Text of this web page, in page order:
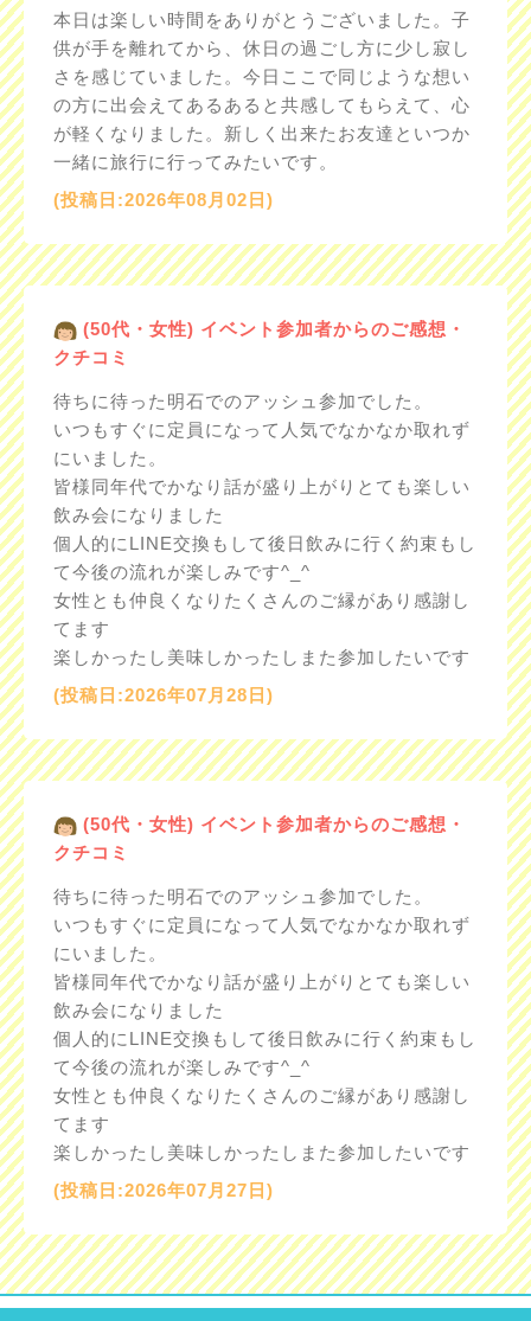
本日は楽しい時間をありがとうございました。子
供が手を離れてから、休日の過ごし方に少し寂し
さを感じていました。今日ここで同じような想い
の方に出会えてあるあると共感してもらえて、心
が軽くなりました。新しく出来たお友達といつか
一緒に旅行に行ってみたいです。
(投稿日:2026年08月02日)
(50代・女性) イベント参加者からのご感想・
クチコミ
待ちに待った明石でのアッシュ参加でした。
いつもすぐに定員になって人気でなかなか取れず
にいました。
皆様同年代でかなり話が盛り上がりとても楽しい
飲み会になりました
個人的にLINE交換もして後日飲みに行く約束もし
て今後の流れが楽しみです^_^
女性とも仲良くなりたくさんのご縁があり感謝し
てます
楽しかったし美味しかったしまた参加したいです
(投稿日:2026年07月28日)
(50代・女性) イベント参加者からのご感想・
クチコミ
待ちに待った明石でのアッシュ参加でした。
いつもすぐに定員になって人気でなかなか取れず
にいました。
皆様同年代でかなり話が盛り上がりとても楽しい
飲み会になりました
個人的にLINE交換もして後日飲みに行く約束もし
て今後の流れが楽しみです^_^
女性とも仲良くなりたくさんのご縁があり感謝し
てます
楽しかったし美味しかったしまた参加したいです
(投稿日:2026年07月27日)